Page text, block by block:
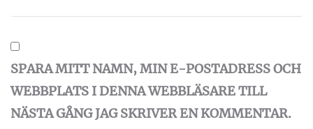
SPARA MITT NAMN, MIN E-POSTADRESS OCH
WEBBPLATS I DENNA WEBBLÄSARE TILL
NÄSTA GÅNG JAG SKRIVER EN KOMMENTAR.